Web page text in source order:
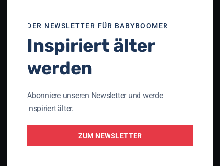
Theologisches Seminar St. Chrischona
(TSC)
Die Apis
Arbeitsgemeinschaft Perspektive 3D
Lebenslauf – das christliche Magazin mit
DER NEWSLETTER FÜR BABYBOOMER
Inspiriert älter
werden
Abonniere unseren Newsletter und werde
inspiriert älter.
ZUM NEWSLETTER